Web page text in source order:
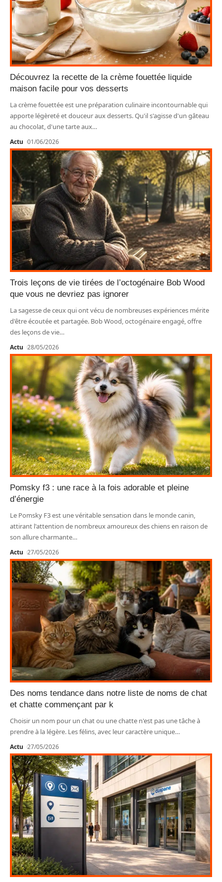
Découvrez la recette de la crème fouettée liquide
maison facile pour vos desserts
La crème fouettée est une préparation culinaire incontournable qui
apporte légèreté et douceur aux desserts. Qu'il s'agisse d'un gâteau
au chocolat, d'une tarte aux…
Actu 01/06/2026
Trois leçons de vie tirées de l’octogénaire Bob Wood
que vous ne devriez pas ignorer
La sagesse de ceux qui ont vécu de nombreuses expériences mérite
d'être écoutée et partagée. Bob Wood, octogénaire engagé, offre
des leçons de vie…
Actu 28/05/2026
Pomsky f3 : une race à la fois adorable et pleine
d’énergie
Le Pomsky F3 est une véritable sensation dans le monde canin,
attirant l'attention de nombreux amoureux des chiens en raison de
son allure charmante…
Actu 27/05/2026
Des noms tendance dans notre liste de noms de chat
et chatte commençant par k
Choisir un nom pour un chat ou une chatte n'est pas une tâche à
prendre à la légère. Les félins, avec leur caractère unique…
Actu 27/05/2026